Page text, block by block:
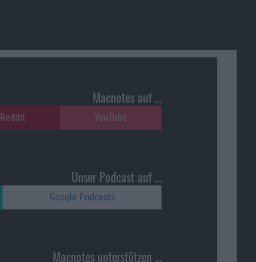
Macnotes auf …
Reddit YouTube
Unser Podcast auf …
Google Podcasts
Macnotes unterstützen …